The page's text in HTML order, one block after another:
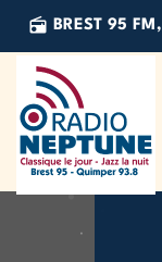
radio BREST 95